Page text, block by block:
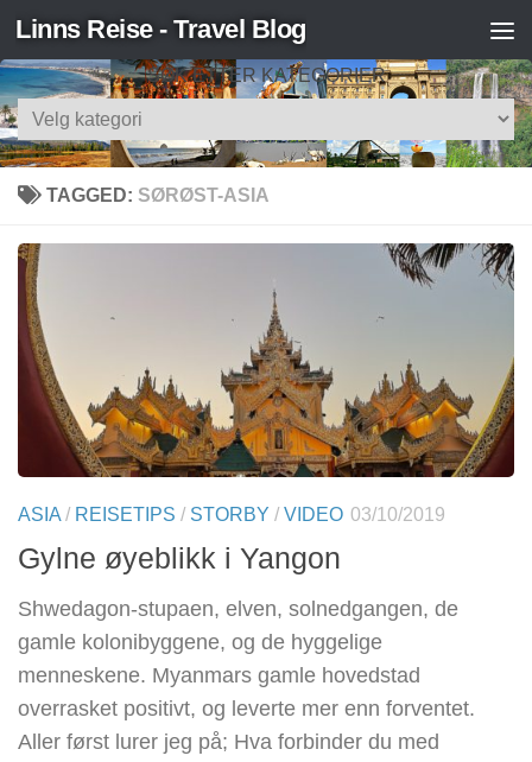
Skip to content
Linns Reise - Travel Blog
SØK ETTER KATEGORIER
Søk
etter
TAGGED: SØRØST-ASIA
ASIA / REISETIPS / STORBY / VIDEO 03/10/2019
Gylne øyeblikk i Yangon
Shwedagon-stupaen, elven, solnedgangen, de
gamle kolonibyggene, og de hyggelige
menneskene. Myanmars gamle hovedstad
overrasket positivt, og leverte mer enn forventet.
Aller først lurer jeg på; Hva forbinder du med